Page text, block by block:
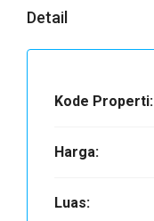
Detail
Kode Properti:
Harga:
Luas: